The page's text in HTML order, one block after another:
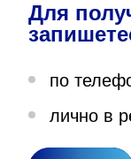
О нас
Для
по
лично в